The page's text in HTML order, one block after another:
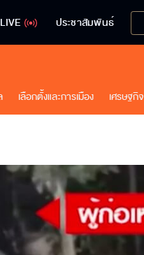
LIVE ประชาสัมพันธ์
เลือกตั้งและการเมือง เศรษฐกิจ